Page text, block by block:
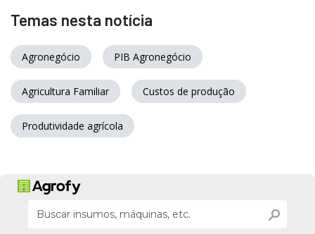
Temas nesta notícia
Agronegócio PIB Agronegócio
Agricultura Familiar Custos de produção
Produtividade agrícola